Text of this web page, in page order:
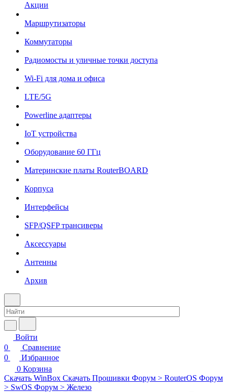
Акции
Маршрутизаторы
Коммутаторы
Радиомосты и уличные точки доступа
Wi-Fi для дома и офиса
LTE/5G
Powerline адаптеры
IoT устройства
Оборудование 60 ГГц
Материнские платы RouterBOARD
Корпуса
Интерфейсы
SFP/QSFP трансиверы
Аксессуары
Антенны
Архив
Войти
0
Сравнение
0
Избранное
0 Корзина
Скачать WinBox Скачать Прошивки Форум > RouterOS Форум
> SwOS Форум > Железо